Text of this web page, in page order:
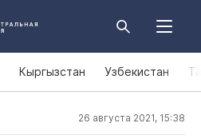
Кыргызстан Узбекистан
26 августа 2021, 15:38